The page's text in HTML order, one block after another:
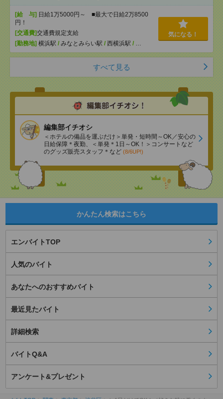
[給 与] 日給1万5000円～ ■最大で日給2万8500
円！
[交通費]交通費規定支給
[勤務地] 横浜駅 / みなとみらい駅 / 西横浜駅 / …
気になる！
すべて見る
編集部イチオシ
＜ホテルの備品を運ぶだけ＞単発・短時間～OK／安心の
日給保障＊夜勤、＜単発＊1日～OK！＞コンサートなど
のグッズ販売スタッフ＊など (8/6UP!)
かんたん検索はこちら
エンバイトTOP
人気のバイト
あなたへのおすすめバイト
最近見たバイト
詳細検索
バイトQ&A
アンケート&プレゼント